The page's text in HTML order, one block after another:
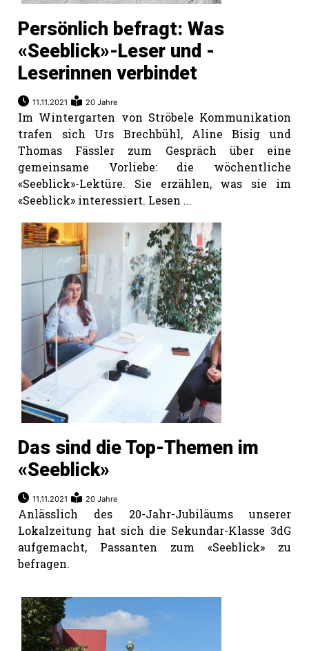
Persönlich befragt: Was
«Seeblick»-Leser und -
Leserinnen verbindet
11.11.2021 20 Jahre
Im Wintergarten von Ströbele Kommunikation
trafen sich Urs Brechbühl, Aline Bisig und
Thomas Fässler zum Gespräch über eine
gemeinsame Vorliebe: die wöchentliche
«Seeblick»-Lektüre. Sie erzählen, was sie im
«Seeblick» interessiert. Lesen ...
Das sind die Top-Themen im
«Seeblick»
11.11.2021 20 Jahre
Anlässlich des 20-Jahr-Jubiläums unserer
Lokalzeitung hat sich die Sekundar-Klasse 3dG
aufgemacht, Passanten zum «Seeblick» zu
befragen.